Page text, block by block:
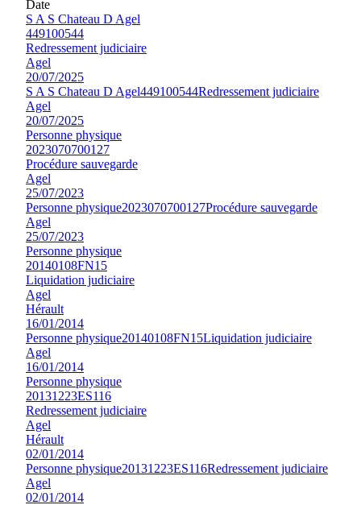
Date
S A S Chateau D Agel
449100544
Redressement judiciaire
Agel
20/07/2025
S A S Chateau D Agel449100544Redressement judiciaire
Agel
20/07/2025
Personne physique
2023070700127
Procédure sauvegarde
Agel
25/07/2023
Personne physique2023070700127Procédure sauvegarde
Agel
25/07/2023
Personne physique
20140108FN15
Liquidation judiciaire
Agel
Hérault
16/01/2014
Personne physique20140108FN15Liquidation judiciaire
Agel
16/01/2014
Personne physique
20131223ES116
Redressement judiciaire
Agel
Hérault
02/01/2014
Personne physique20131223ES116Redressement judiciaire
Agel
02/01/2014